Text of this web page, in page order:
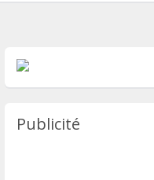
Publicité